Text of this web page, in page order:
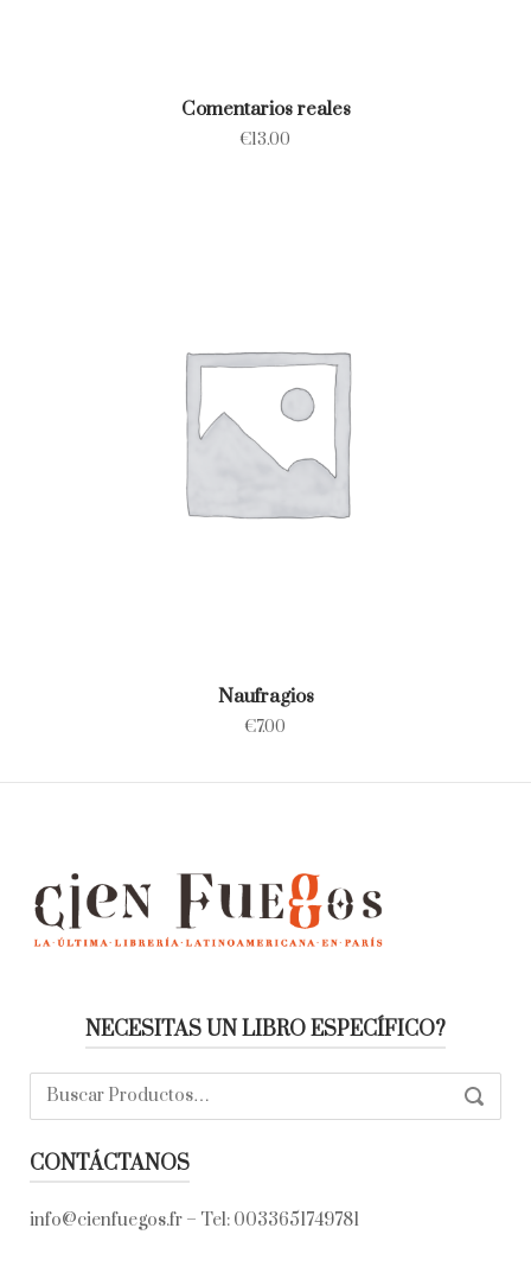
Comentarios reales
€13.00
Naufragios
€7.00
NECESITAS UN LIBRO ESPECÍFICO?
Buscar:
CONTÁCTANOS
info@cienfuegos.fr – Tel: 0033651749781